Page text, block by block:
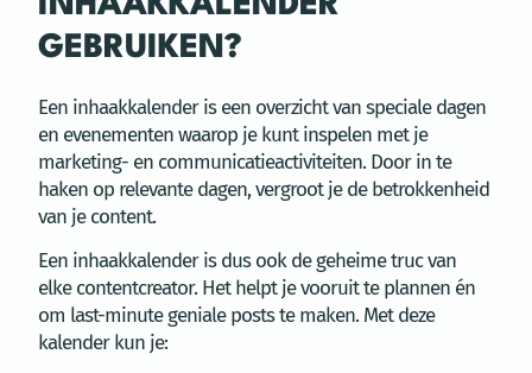
GEBRUIKEN?
Een inhaakkalender is een overzicht van speciale dagen
en evenementen waarop je kunt inspelen met je
marketing- en communicatieactiviteiten. Door in te
haken op relevante dagen, vergroot je de betrokkenheid
van je content.
Een inhaakkalender is dus ook de geheime truc van
elke contentcreator. Het helpt je vooruit te plannen én
om last-minute geniale posts te maken. Met deze
kalender kun je: